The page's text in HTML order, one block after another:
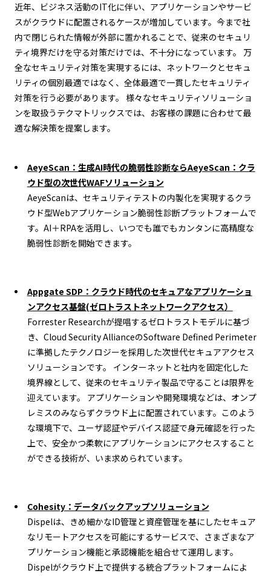
近年、ビジネス活動のIT化に伴い、アプリケーションやサービ
スがクラウドに配置されるケースが増加しています。今まで社
内で閉じられた情報が外部に置かれることで、従来のセキュリ
ティ境界だけを守る対策だけでは、不十分になっています。 万
全なセキュリティ対策を実現するには、ネットワークとセキュ
リティの個別最適ではなく、全体最適で一貫したセキュリティ
対策を行う必要があります。 様々なセキュリティソリューショ
ンを取扱うテクマトリックスでは、お客様の課題に合わせて最
適な解決策を提案します。
AeyeScan：生成AI時代の脆弱性診断ならAeyeScan：クラ
ウド型の次世代WAFソリューション
AeyeScanは、セキュリティテストの内製化を実現するクラ
ウド型Webアプリケーション脆弱性診断プラットフォームで
す。AI＋RPAを活用し、いつでも誰でもカンタンに高精度な
脆弱性診断を開始できます。
Appgate SDP：クラウド時代のセキュアなアプリケーショ
ンアクセス基盤(ゼロトラストネットワークアクセス）
Forrester Researchが提唱するゼロトラストモデルに基づ
き、Cloud Security AllianceのSoftware Defined Perimeter
に準拠したテクノロジーを採用した次世代セキュアアクセス
ソリューションです。 インターネットと社内を固定化した
境界線として、従来のセキュリティ製品で守ることは限界を
迎えています。 アプリケーションや開発環境などは、オンプ
レミスのみならずクラウド上に配置されています。このよう
な環境下で、ユーザ認証やデバイス認証で身元確認を行った
上で、安全かつ柔軟にアプリケーションにアクセスすること
ができる技術が、いま求められています。
Cohesity：データバックアップソリューション
Dispelは、きめ細かなID管理と資産管理を基にしたセキュア
なリモートアクセスを可能にするサービスで、さまざまなア
プリケーション機能と承認機能を組合せて運用します。
Dispelがクラウド上で提供する統合プラットフォームによ